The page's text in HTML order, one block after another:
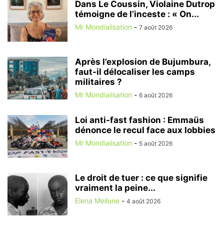
Dans Le Coussin, Violaine Dutrop
témoigne de l’inceste : « On...
Mr Mondialisation - 7 août 2026
Après l’explosion de Bujumbura,
faut-il délocaliser les camps
militaires ?
Mr Mondialisation - 6 août 2026
Loi anti-fast fashion : Emmaüs
dénonce le recul face aux lobbies
Mr Mondialisation - 5 août 2026
Le droit de tuer : ce que signifie
vraiment la peine...
Elena Meilune - 4 août 2026